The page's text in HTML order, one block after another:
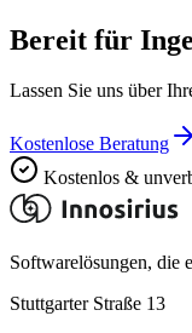
Bereit für
Lassen Sie uns über
Kostenlose Beratung
Kostenlos &
Softwarelösungen, die
Stuttgarter Straße 13